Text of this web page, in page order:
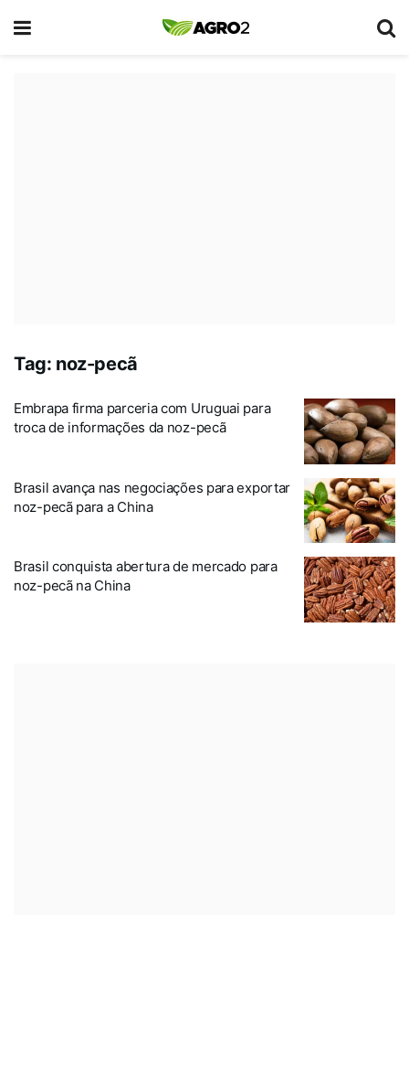
Tag: noz-pecã
Embrapa firma parceria com Uruguai para
troca de informações da noz-pecã
Brasil avança nas negociações para exportar
noz-pecã para a China
Brasil conquista abertura de mercado para
noz-pecã na China